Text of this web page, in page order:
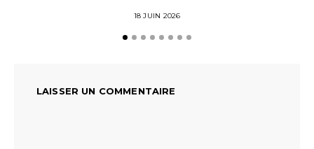
18 JUIN 2026
LAISSER UN COMMENTAIRE